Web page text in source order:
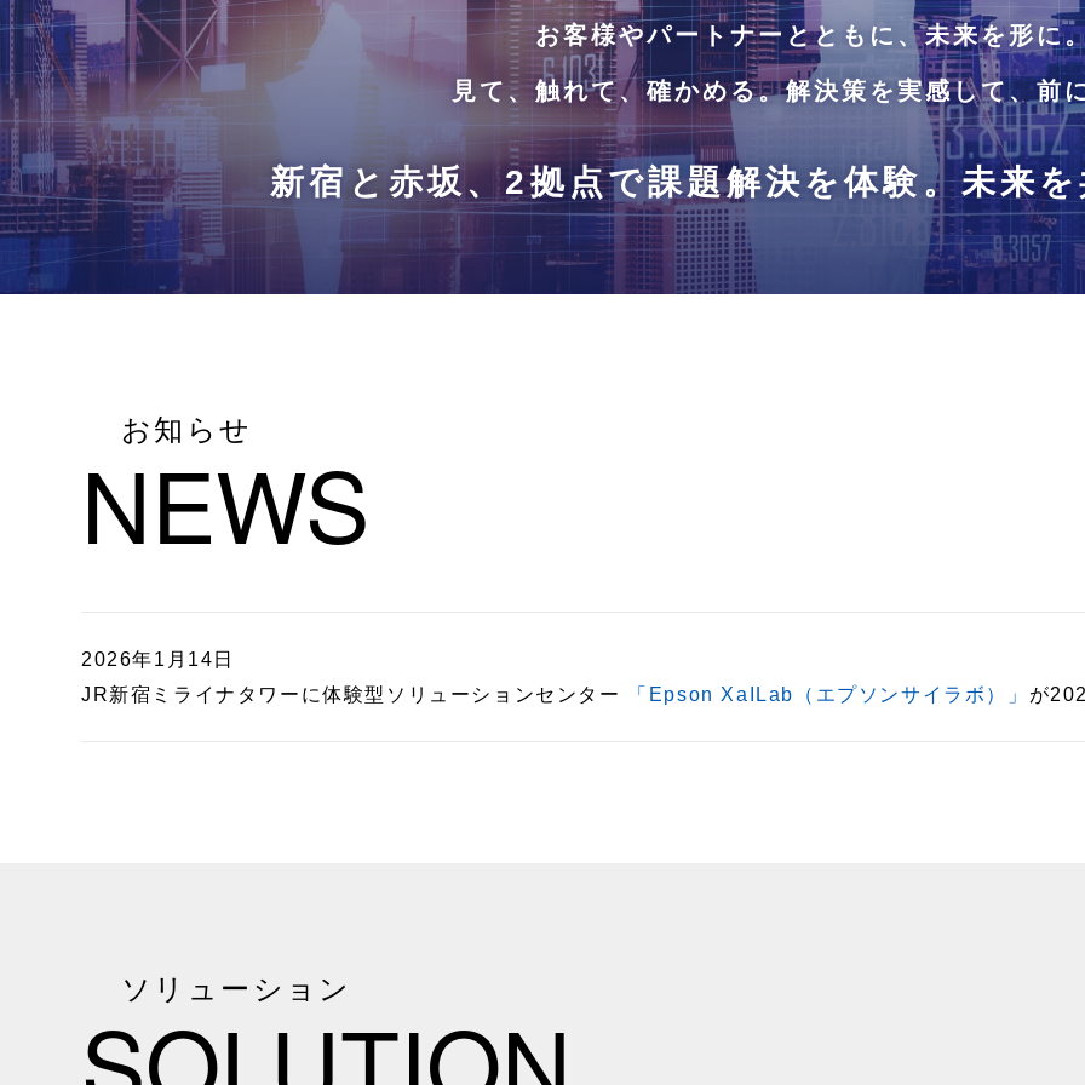
お客様やパートナーとともに、未来を形に
見て、触れて、確かめる。解決策を実感して、前
新宿と赤坂、2拠点で課題解決を体験。未来
お知らせ
NEWS
2026年1月14日
JR新宿ミライナタワーに体験型ソリューションセンター
「Epson XaILab（エプソンサイラボ）」 が
ソリューション